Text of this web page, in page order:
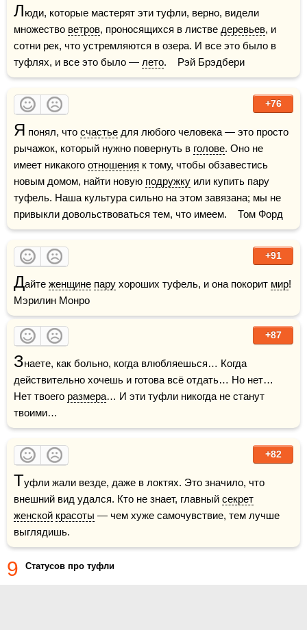
Люди, которые мастерят эти туфли, верно, видели
множество ветров, проносящихся в листве деревьев, и
сотни рек, что устремляются в озера. И все это было в
туфлях, и все это было — лето.    Рэй Брэдбери
+76
Я понял, что счастье для любого человека — это просто
рычажок, который нужно повернуть в голове. Оно не
имеет никакого отношения к тому, чтобы обзавестись
новым домом, найти новую подружку или купить пару
туфель. Наша культура сильно на этом завязана; мы не
привыкли довольствоваться тем, что имеем.    Том Форд
+91
Дайте женщине пару хороших туфель, и она покорит мир!
Мэрилин Монро
+87
Знаете, как больно, когда влюбляешься… Когда
действительно хочешь и готова всё отдать… Но нет…
Нет твоего размера… И эти туфли никогда не станут
твоими…
+82
Туфли жали везде, даже в локтях. Это значило, что
внешний вид удался. Кто не знает, главный секрет
женской красоты — чем хуже самочувствие, тем лучше
выглядишь.
9 Статусов про туфли